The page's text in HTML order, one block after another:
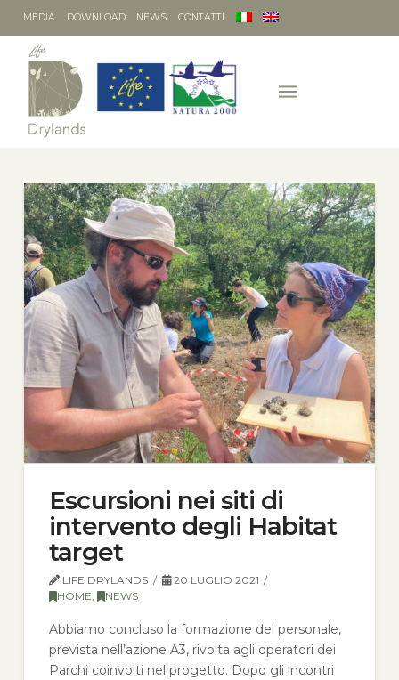
MEDIA DOWNLOAD NEWS CONTATTI
Escursioni nei siti di
intervento degli Habitat
target
LIFE DRYLANDS
20 LUGLIO 2021
HOME , NEWS
Abbiamo concluso la formazione del personale,
prevista nell’azione A3, rivolta agli operatori dei
Parchi coinvolti nel progetto. Dopo gli incontri